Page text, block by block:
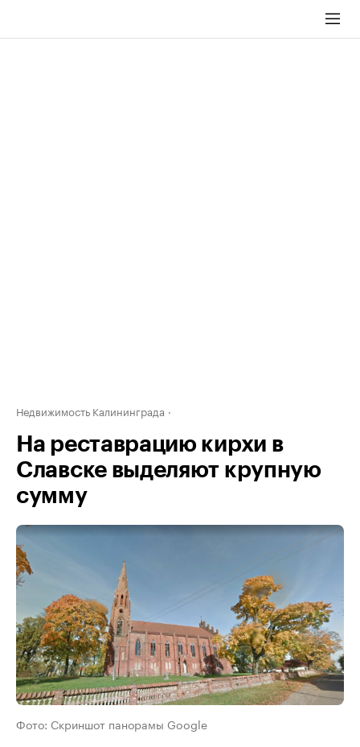
Недвижимость Калининграда
На реставрацию кирхи в
Славске выделяют крупную
сумму
Фото: Скриншот панорамы Google